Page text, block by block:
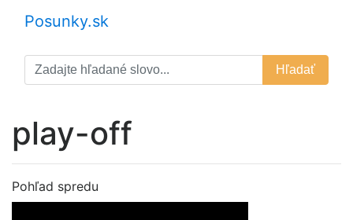
Posunky.sk
Hľadať
play-off
Pohľad spredu